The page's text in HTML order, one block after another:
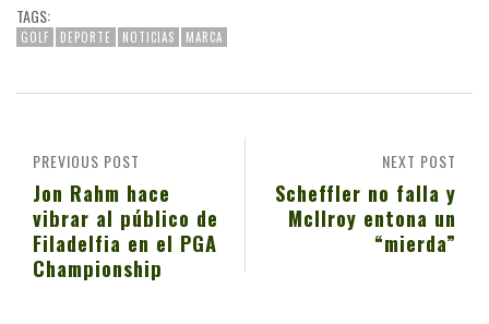
TAGS:
GOLF DEPORTE NOTICIAS MARCA
NEXT POST
Scheffler no falla y
McIlroy entona un
“mierda”
PREVIOUS POST
Jon Rahm hace
vibrar al público de
Filadelfia en el PGA
Championship